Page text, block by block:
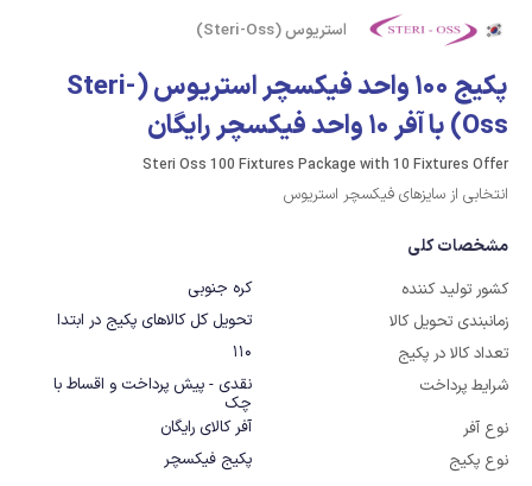
استریوس (Steri-Oss)
پکیج 100 واحد فیکسچر استریوس (Steri-
Oss) با آفر 10 واحد فیکسچر رایگان
Steri Oss 100 Fixtures Package with 10 Fixtures Offer
انتخابی از سایزهای فیکسچر استریوس
مشخصات کلی
کشور تولید کننده
کره جنوبی
زمانبندی تحویل کالا
تحویل کل کالاهای پکیج در ابتدا
تعداد کالا در پکیج
110
شرایط پرداخت
نقدی - پیش پرداخت و اقساط با
چک
نوع آفر
آفر کالای رایگان
نوع پکیج
پکیج فیکسچر